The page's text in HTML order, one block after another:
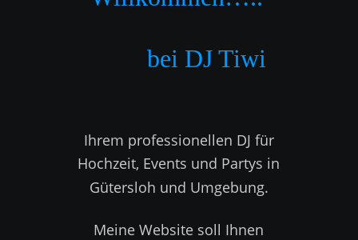
Ihrem professionellen DJ für
Hochzeit, Events und Partys in
Gütersloh und Umgebung.
Meine Website soll Ihnen
          bei DJ Tiwi